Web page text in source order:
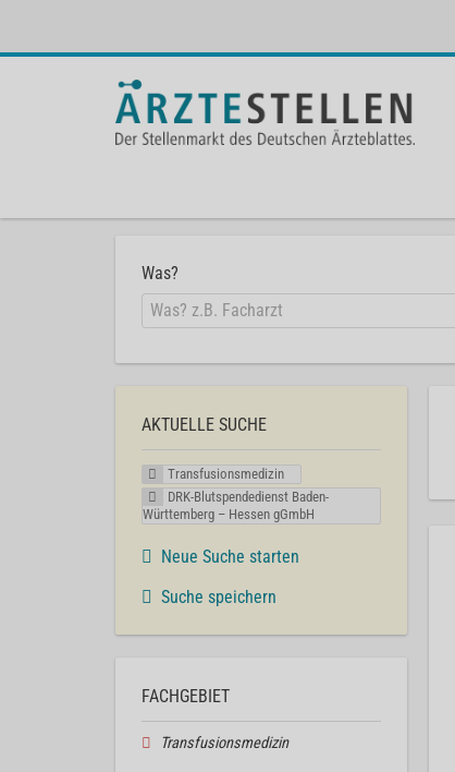
Was?
AKTUELLE SUCHE
Transfusionsmedizin
DRK-Blutspendedienst Baden-
Württemberg – Hessen gGmbH
Neue Suche starten
Suche speichern
FACHGEBIET
Transfusionsmedizin